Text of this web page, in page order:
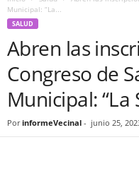
Municipal: “La...
SALUD
Abren las
Congreso de
Municipal: “La
Por informeVecinal - junio 25,